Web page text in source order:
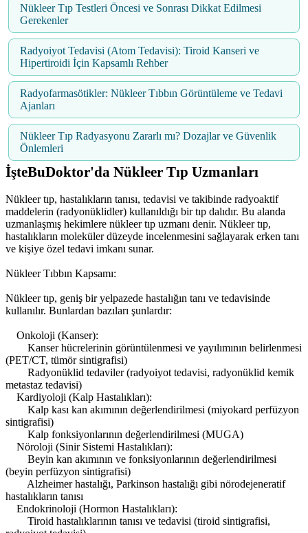
Nükleer Tıp Testleri Öncesi ve Sonrası Dikkat Edilmesi
Gerekenler
Radyoiyot Tedavisi (Atom Tedavisi): Tiroid Kanseri ve
Hipertiroidi İçin Kapsamlı Rehber
Radyofarmasötikler: Nükleer Tıbbın Görüntüleme ve Tedavi
Ajanları
Nükleer Tıp Radyasyonu Zararlı mı? Dozajlar ve Güvenlik
Önlemleri
İşteBuDoktor'da Nükleer Tıp Uzmanları
Nükleer tıp, hastalıkların tanısı, tedavisi ve takibinde radyoaktif
maddelerin (radyonüklidler) kullanıldığı bir tıp dalıdır. Bu alanda
uzmanlaşmış hekimlere nükleer tıp uzmanı denir. Nükleer tıp,
hastalıkların moleküler düzeyde incelenmesini sağlayarak erken tanı
ve kişiye özel tedavi imkanı sunar.
Nükleer Tıbbın Kapsamı:
Nükleer tıp, geniş bir yelpazede hastalığın tanı ve tedavisinde
kullanılır. Bunlardan bazıları şunlardır:
Onkoloji (Kanser):
Kanser hücrelerinin görüntülenmesi ve yayılımının belirlenmesi
(PET/CT, tümör sintigrafisi)
Radyonüklid tedaviler (radyoiyot tedavisi, radyonüklid kemik
metastaz tedavisi)
Kardiyoloji (Kalp Hastalıkları):
Kalp kası kan akımının değerlendirilmesi (miyokard perfüzyon
sintigrafisi)
Kalp fonksiyonlarının değerlendirilmesi (MUGA)
Nöroloji (Sinir Sistemi Hastalıkları):
Beyin kan akımının ve fonksiyonlarının değerlendirilmesi
(beyin perfüzyon sintigrafisi)
Alzheimer hastalığı, Parkinson hastalığı gibi nörodejeneratif
hastalıkların tanısı
Endokrinoloji (Hormon Hastalıkları):
Tiroid hastalıklarının tanısı ve tedavisi (tiroid sintigrafisi,